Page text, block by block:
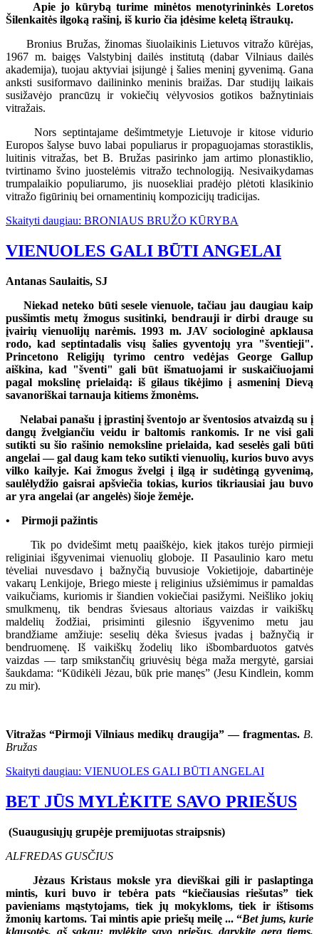
Apie jo kūrybą turime minėtos menotyrininkės Loretos
Šilenkaitės ilgoką rašinį, iš kurio čia įdėsime keletą ištraukų.
Bronius Bružas, žinomas šiuolaikinis Lietuvos vitražo kūrėjas,
1967 m. baigęs Valstybinį dailės institutą (dabar Vilniaus dailės
akademija), tuojau aktyviai įsijungė į šalies meninį gyvenimą. Gana
anksti susiformavo dailininko meninis braižas. Dar studijų laikais
susižavėjo prancūzų ir vokiečių vėlyvosios gotikos bažnytiniais
vitražais.
Nors septintajame dešimtmetyje Lietuvoje ir kitose vidurio
Europos šalyse buvo labai populiarus ir propaguojamas storastiklis,
luitinis vitražas, bet B. Bružas pasirinko jam artimo plonastiklio,
tvirtinamo švino juostelėmis vitražo technologiją. Nesivaikydamas
trumpalaikio populiarumo, jis nuosekliai pradėjo plėtoti klasikinio
vitražo figūrinių bei ornamentinių kompozicijų tradicijas.
Skaityti daugiau: BRONIAUS BRUŽO KŪRYBA
VIENUOLES GALI BŪTI ANGELAI
Antanas Saulaitis, SJ
Niekad neteko būti sesele vienuole, tačiau jau daugiau kaip
pusšimtis metų žmogus susitinki, bendrauji ir dirbi drauge su
įvairių vienuolijų narėmis. 1993 m. JAV sociologinė apklausa
rodo, kad septintadalis visų šalies gyventojų yra "šventieji".
Princetono Religijų tyrimo centro vedėjas George Gallup
aiškina, kad "šventi" gali būt išmatuojami ir suskaičiuojami
pagal mokslinę prielaidą: iš gilaus tikėjimo į asmeninį Dievą
savanoriškai tarnauja kitiems žmonėms.
Nelabai panašu į įprastinį šventojo ar šventosios atvaizdą su į
dangų žvelgiančiu veidu ir baltomis rankomis. Ir ne visi gali
sutikti su šio rašinio nemoksline prielaida, kad seselės gali būti
angelai — gal daug kam teko sutikti vienuolių, kurios buvo avys
vilko kailyje. Kai žmogus žvelgi į ilgą ir sudėtingą gyvenimą,
saulėlydžio gaisrai apšviečia tokias, kurios tikriausiai jau buvo
ar yra angelai (ar angelės) šioje žemėje.
• Pirmoji pažintis
Tik po dvidešimt metų paaiškėjo, kiek įtakos turėjo pirmieji
religiniai išgyvenimai vienuolių globoje. II Pasaulinio karo metu
tėveliai nuvesdavo į bažnyčią buvusioje Vokietijoje, dabartinėje
vakarų Lenkijoje, Briego mieste į religinius užsiėmimus ir pamaldas
vaikučiams, kuriomis ir šiandien vokiečiai pasižymi. Neišliko jokių
smulkmenų, tik bendras šviesaus altoriaus vaizdas ir vaikiškų
maldelių žodžiai, prisiminti gilesnio išgyvenimo metu jau
brandžiame amžiuje: seselių dėka šviesus įvadas į bažnyčią ir
bendruomenę. Iš vaikiškų žodelių liko išbombarduotos gatvės
vaizdas — tarp smikstančių griuvėsių bėga maža mergytė, garsiai
šaukdama: “Kūdikėli Jėzau, būk prie manęs” (Jesu Kindlein, komm
zu mir).
Vitražas “Pirmoji Vilniaus medikų draugija” — fragmentas. B.
Bružas
Skaityti daugiau: VIENUOLES GALI BŪTI ANGELAI
BET JŪS MYLĖKITE SAVO PRIEŠUS
(Suaugusiųjų grupėje premijuotas straipsnis)
ALFREDAS GUSČIUS
Jėzaus Kristaus moksle yra dieviškai gili ir paslaptinga
mintis, kuri buvo ir tebėra pats “kiečiausias riešutas” tiek
pavieniams mąstytojams, tiek jų mokykloms, tiek ir ištisoms
žmonių kartoms. Tai mintis apie priešų meilę ... “Bet jums, kurie
klausotės, aš sakau: mylėkite savo priešus, darykite gera tiems,